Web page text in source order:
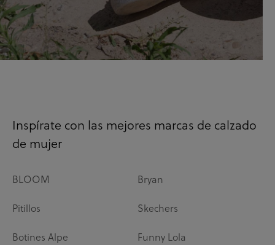
Inspírate con las mejores marcas de calzado
de mujer
BLOOM Bryan
Pitillos Skechers
Botines Alpe Funny Lola